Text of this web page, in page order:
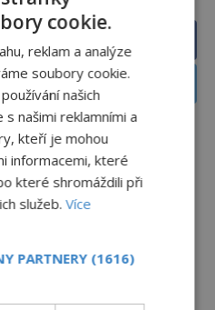
na X
jen pověra?
Case: Zabilo ho
cookie.
reklam a analýze
soubory cookie.
našich
našimi reklamními a
kteří je mohou
informacemi, které
které shromáždili při
služeb.Více
PARTNERY (1616)